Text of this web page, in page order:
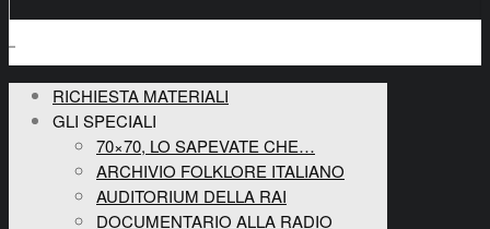
RICHIESTA MATERIALI
GLI SPECIALI
70×70, LO SAPEVATE CHE…
ARCHIVIO FOLKLORE ITALIANO
AUDITORIUM DELLA RAI
DOCUMENTARIO ALLA RADIO